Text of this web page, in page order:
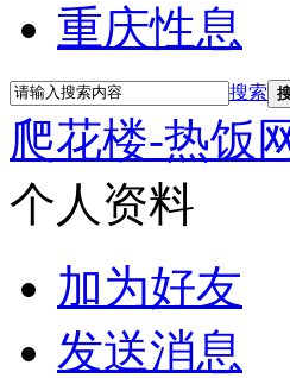
重庆性息
搜索
爬花楼-热饭
个人资料
加为好友
发送消息